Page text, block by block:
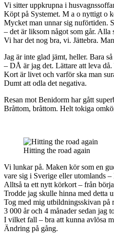
Vi sitter uppkrupna i
Köpt på Systemet. M a o nyttigt o
Mycket man unnar sig nuförtiden.
– det är liksom något som går.
Vi har det nog bra, vi. Jättebra.
Jag är inte glad jämt, heller. Bara
– DÅ är jag det. Lättare att leva
Kort är livet och varför ska man
Dumt att odla det negativa.
Resan mot Benidorm har gått
Bråttom, bråttom. Helt tokiga
Hitting the road again
Vi lunkar på. Maken kör som en
vare sig i Sverige eller utomlands
Alltså ta ett nytt körkort – från
Trodde jag skulle hinna med detta
Tog med mig utbildningsskivan på
3 000 år och 4 månader sedan jag
I vilket fall – bra att kunna avlösa
Ändring på gång.